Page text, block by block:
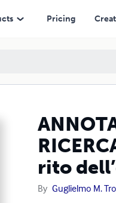
Pricing
rito
By Guglielmo M.
- La salute